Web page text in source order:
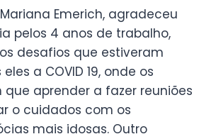
Emerich, agradeceu
pelos 4 anos de trabalho,
desafios que estiveram
a COVID 19, onde os
aprender a fazer reuniões
o cuidados com os
mais idosas. Outro